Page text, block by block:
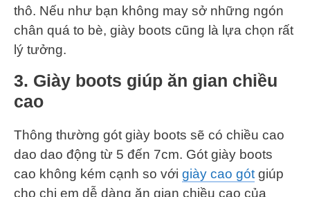
thô. Nếu như bạn không may sở những ngón
chân quá to bè, giày boots cũng là lựa chọn rất
lý tưởng.
3. Giày boots giúp ăn gian chiều
cao
Thông thường gót giày boots sẽ có chiều cao
dao dao động từ 5 đến 7cm. Gót giày boots
cao không kém cạnh so với giày cao gót giúp
cho chị em dễ dàng ăn gian chiều cao của